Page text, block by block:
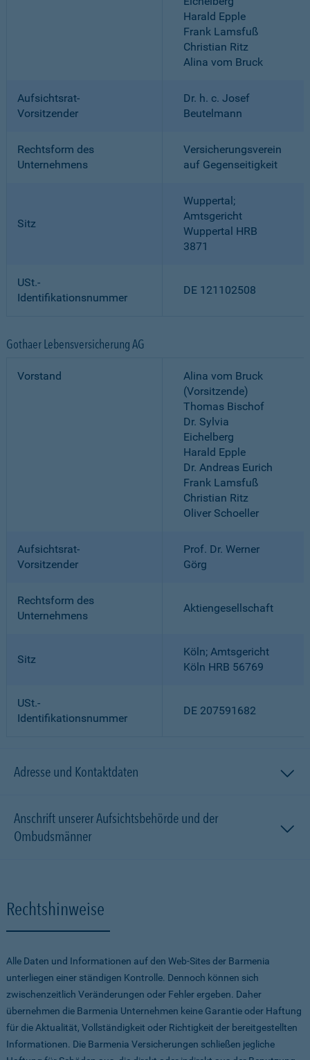
Harald Epple
Frank Lamsfuß
Christian Ritz
Alina vom Bruck
Aufsichtsrat-
Vorsitzender
Dr. h. c. Josef
Beutelmann
Rechtsform des
Unternehmens
Versicherungsverein
auf Gegenseitigkeit
Sitz
Wuppertal;
Amtsgericht
Wuppertal HRB
3871
USt.-
Identifikationsnummer
DE 121102508
Gothaer Lebensversicherung AG
Vorstand
Alina vom Bruck
(Vorsitzende)
Thomas Bischof
Dr. Sylvia
Eichelberg
Harald Epple
Dr. Andreas Eurich
Frank Lamsfuß
Christian Ritz
Oliver Schoeller
Aufsichtsrat-
Vorsitzender
Prof. Dr. Werner
Görg
Rechtsform des
Unternehmens
Aktiengesellschaft
Sitz
Köln; Amtsgericht
Köln HRB 56769
USt.-
Identifikationsnummer
DE 207591682
Adresse und Kontaktdaten
Anschrift unserer Aufsichtsbehörde und der
Ombudsmänner
Rechtshinweise
Alle Daten und Informationen auf den Web-Sites der Barmenia
unterliegen einer ständigen Kontrolle. Dennoch können sich
zwischenzeitlich Veränderungen oder Fehler ergeben. Daher
übernehmen die Barmenia Unternehmen keine Garantie oder Haftung
für die Aktualität, Vollständigkeit oder Richtigkeit der bereitgestellten
Informationen. Die Barmenia Versicherungen schließen jegliche